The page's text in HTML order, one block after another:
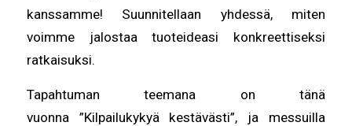
kanssamme! Suunnitellaan yhdessä, miten
voimme jalostaa tuoteideasi konkreettiseksi
ratkaisuksi.
Tapahtuman teemana on tänä
vuonna ”Kilpailukykyä kestävästi”, ja messuilla